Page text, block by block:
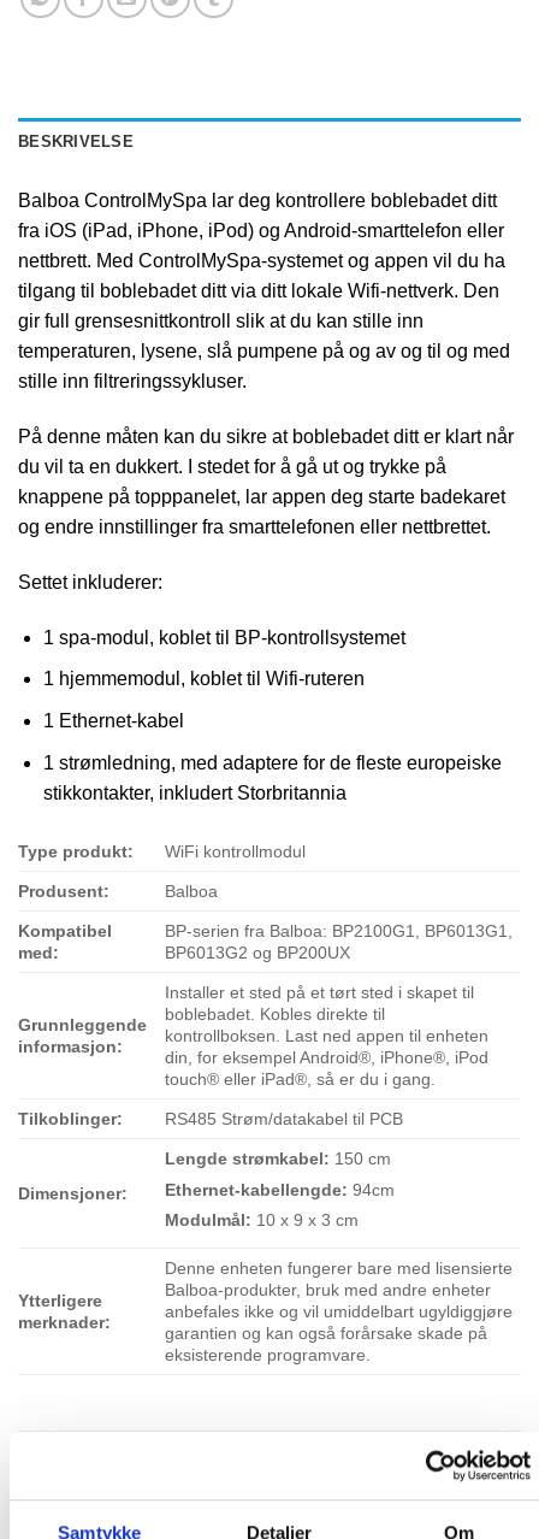
Samtykke Detaljer Om
BESKRIVELSE
Balboa ControlMySpa lar deg kontrollere boblebadet ditt
fra iOS (iPad, iPhone, iPod) og Android-smarttelefon eller
nettbrett. Med ControlMySpa-systemet og appen vil du ha
tilgang til boblebadet ditt via ditt lokale Wifi-nettverk. Den
gir full grensesnittkontroll slik at du kan stille inn
temperaturen, lysene, slå pumpene på og av og til og med
stille inn filtreringssykluser.
På denne måten kan du sikre at boblebadet ditt er klart når
du vil ta en dukkert. I stedet for å gå ut og trykke på
knappene på topppanelet, lar appen deg starte badekaret
og endre innstillinger fra smarttelefonen eller nettbrettet.
Settet inkluderer:
1 spa-modul, koblet til BP-kontrollsystemet
1 hjemmemodul, koblet til Wifi-ruteren
1 Ethernet-kabel
1 strømledning, med adaptere for de fleste europeiske
stikkontakter, inkludert Storbritannia
Type produkt: WiFi kontrollmodul
Produsent: Balboa
Kompatibel
med:
BP-serien fra Balboa: BP2100G1, BP6013G1,
BP6013G2 og BP200UX
Grunnleggende
informasjon:
Installer et sted på et tørt sted i skapet til
boblebadet. Kobles direkte til
kontrollboksen. Last ned appen til enheten
din, for eksempel Android®, iPhone®, iPod
touch® eller iPad®, så er du i gang.
Tilkoblinger: RS485 Strøm/datakabel til PCB
Dimensjoner:
Lengde strømkabel: 150 cm
Ethernet-kabellengde: 94cm
Modulmål: 10 x 9 x 3 cm
Ytterligere
merknader:
Denne enheten fungerer bare med lisensierte
Balboa-produkter, bruk med andre enheter
anbefales ikke og vil umiddelbart ugyldiggjøre
garantien og kan også forårsake skade på
eksisterende programvare.